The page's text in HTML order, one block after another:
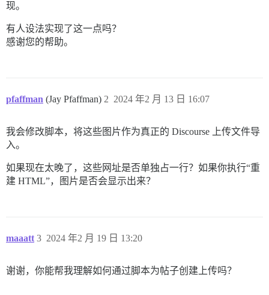
现。
有人设法实现了这一点吗？
感谢您的帮助。
pfaffman (Jay Pfaffman) 2024 年2 月 13 日 16:07
2
我会修改脚本，将这些图片作为真正的 Discourse 上传文件导
入。
如果现在太晚了，这些网址是否单独占一行？如果你执行“重
建 HTML”，图片是否会显示出来？
maaatt 2024 年2 月 19 日 13:20
3
谢谢，你能帮我理解如何通过脚本为帖子创建上传吗？